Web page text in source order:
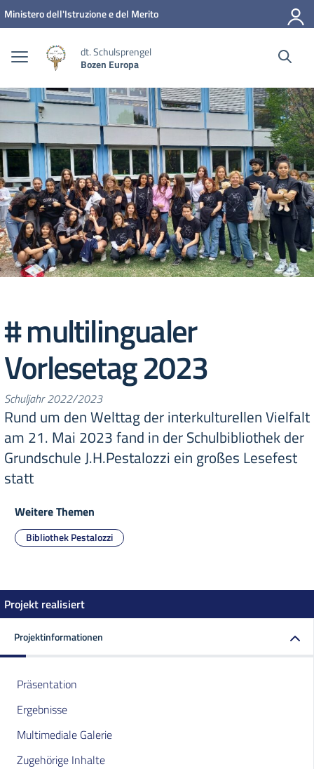
Zum Inhalt springen
Zum Navigationsmenü springen
Zur Fußzeile springen
Ministero dell'Istruzione e del Merito
dt. Schulsprengel
Bozen Europa
# multilingualer
Vorlesetag 2023
Schuljahr 2022/2023
Rund um den Welttag der interkulturellen Vielfalt
am 21. Mai 2023 fand in der Schulbibliothek der
Grundschule J.H.Pestalozzi ein großes Lesefest
statt
Weitere Themen
Bibliothek Pestalozzi
Projekt realisiert
Projektinformationen
Präsentation
Ergebnisse
Multimediale Galerie
Zugehörige Inhalte